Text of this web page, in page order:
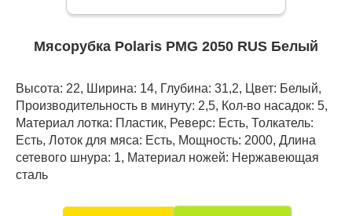
Мясорубка Polaris PMG 2050 RUS Белый
Высота: 22, Ширина: 14, Глубина: 31,2, Цвет: Белый,
Производительность в минуту: 2,5, Кол-во насадок: 5,
Материал лотка: Пластик, Реверс: Есть, Толкатель:
Есть, Лоток для мяса: Есть, Мощность: 2000, Длина
сетевого шнура: 1, Материал ножей: Нержавеющая
сталь